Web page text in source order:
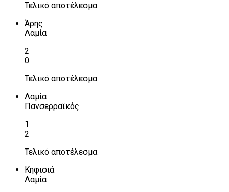
Τελικό αποτέλεσμα
Άρης
Λαμία
2
0
Τελικό αποτέλεσμα
Λαμία
Πανσερραϊκός
1
2
Τελικό αποτέλεσμα
Κηφισιά
Λαμία